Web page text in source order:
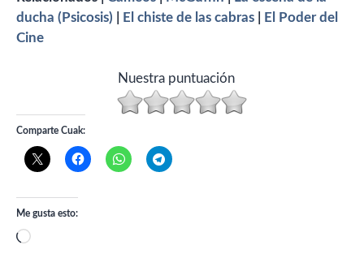
ducha (Psicosis)
El chiste de las cabras
El Poder del
Cine
Nuestra puntuación
Comparte Cuak:
Me gusta esto:
Cargando...